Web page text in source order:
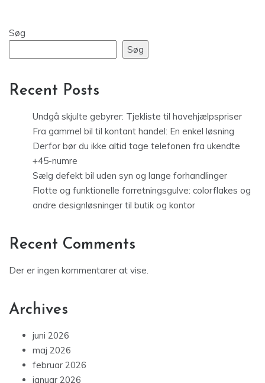
Søg
Søg
Recent Posts
Undgå skjulte gebyrer: Tjekliste til havehjælpspriser
Fra gammel bil til kontant handel: En enkel løsning
Derfor bør du ikke altid tage telefonen fra ukendte
+45-numre
Sælg defekt bil uden syn og lange forhandlinger
Flotte og funktionelle forretningsgulve: colorflakes og
andre designløsninger til butik og kontor
Recent Comments
Der er ingen kommentarer at vise.
Archives
juni 2026
maj 2026
februar 2026
januar 2026